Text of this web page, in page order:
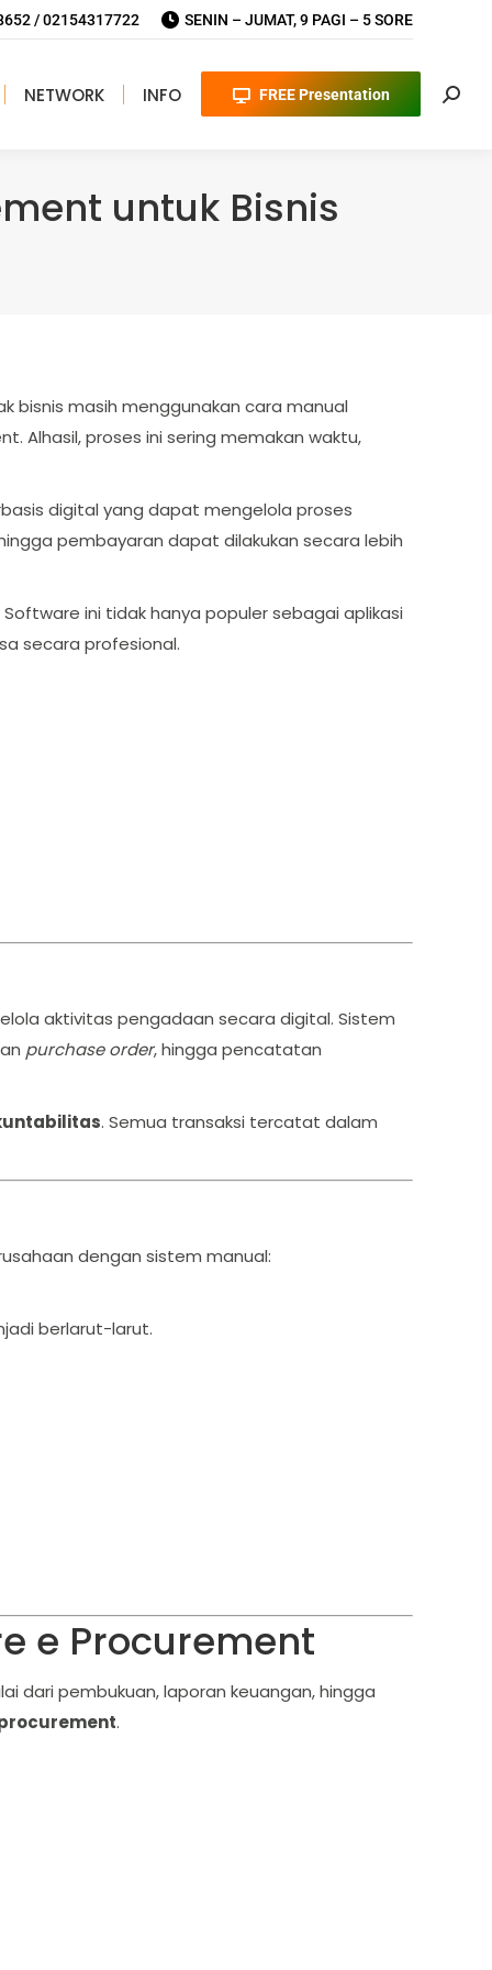
/ 02154317722 SENIN – JUMAT, 9 PAGI – 5 SORE
NETWORK INFO FREE Presentation
untuk Bisnis
bisnis masih menggunakan cara manual
Alhasil, proses ini sering memakan waktu,
digital yang dapat mengelola proses
pembayaran dapat dilakukan secara lebih
Software ini tidak hanya populer sebagai aplikasi
secara profesional.
aktivitas pengadaan secara digital. Sistem
purchase order, hingga pencatatan
. Semua transaksi tercatat dalam
dengan sistem manual:
berlarut-larut.
e Procurement
dari pembukuan, laporan keuangan, hingga
.